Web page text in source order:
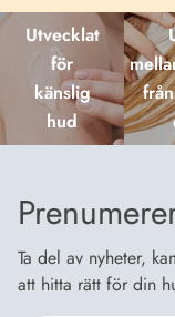
Utvecklat
för
känslig
hud
Ta del av nyheter,
att hitta rätt för din